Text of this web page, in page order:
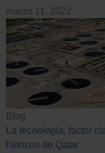
marzo 11, 2022
Blog
La tecnología, factor
hídricos de Qatar